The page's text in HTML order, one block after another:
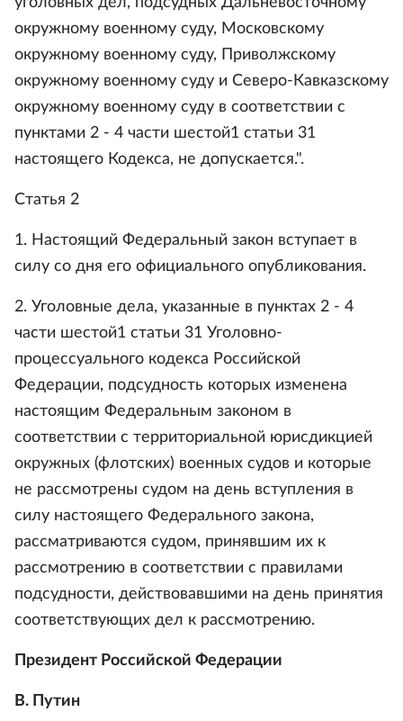
окружному военному суду, Московскому
окружному военному суду, Приволжскому
окружному военному суду и Северо-Кавказскому
окружному военному суду в соответствии с
пунктами 2 - 4 части шестой1 статьи 31
настоящего Кодекса, не допускается.".
Статья 2
1. Настоящий Федеральный закон вступает в
силу со дня его официального опубликования.
2. Уголовные дела, указанные в пунктах 2 - 4
части шестой1 статьи 31 Уголовно-
процессуального кодекса Российской
Федерации, подсудность которых изменена
настоящим Федеральным законом в
соответствии с территориальной юрисдикцией
окружных (флотских) военных судов и которые
не рассмотрены судом на день вступления в
силу настоящего Федерального закона,
рассматриваются судом, принявшим их к
рассмотрению в соответствии с правилами
подсудности, действовавшими на день принятия
соответствующих дел к рассмотрению.
Президент Российской Федерации
В. Путин